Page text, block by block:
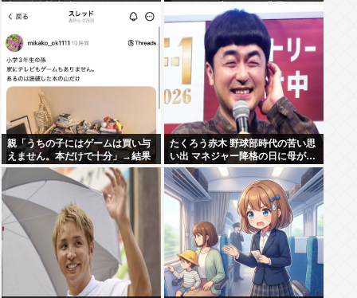
で見る人が増えている背景
親「うちの子にはゲームは買い与
えません。本だけで十分」→結果
たくろう赤木 野球部時代の苦い思
い出 マネジャー降格の日に母が…
「何も言えなくて」